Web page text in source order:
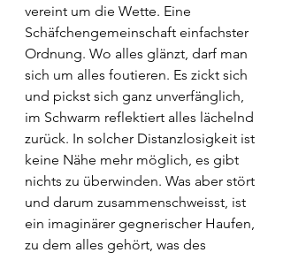
vereint um die Wette. Eine
Schäfchengemeinschaft einfachster
Ordnung. Wo alles glänzt, darf man
sich um alles foutieren. Es zickt sich
und pickst sich ganz unverfänglich,
im Schwarm reflektiert alles lächelnd
zurück. In solcher Distanzlosigkeit ist
keine Nähe mehr möglich, es gibt
nichts zu überwinden. Was aber stört
und darum zusammenschweisst, ist
ein imaginärer gegnerischer Haufen,
zu dem alles gehört, was des